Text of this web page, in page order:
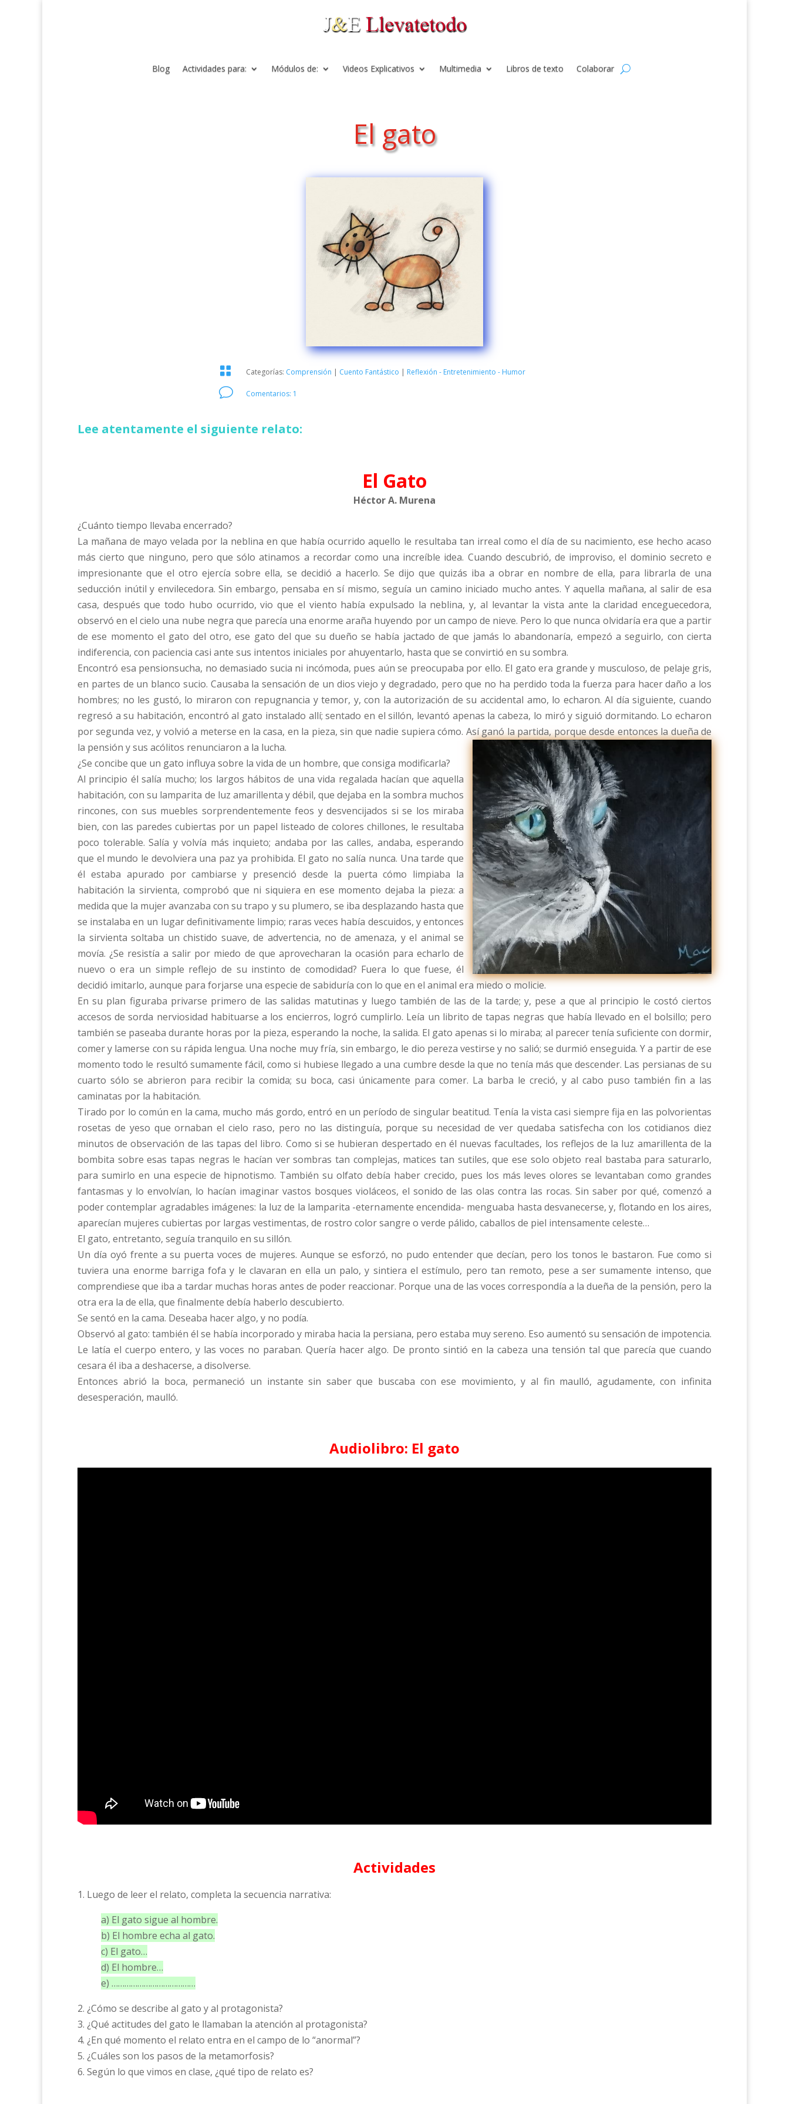
Blog Actividades para: Módulos de: Videos Explicativos Multimedia Libros de texto Colaborar
El gato
 Categorías: Comprensión | Cuento Fantástico | Reflexión - Entretenimiento - Humor
v Comentarios: 1
Lee atentamente el siguiente relato:
El Gato
Héctor A. Murena
¿Cuánto tiempo llevaba encerrado?
La mañana de mayo velada por la neblina en que había ocurrido aquello le resultaba tan irreal como el día de su nacimiento, ese hecho acaso
más cierto que ninguno, pero que sólo atinamos a recordar como una increíble idea. Cuando descubrió, de improviso, el dominio secreto e
impresionante que el otro ejercía sobre ella, se decidió a hacerlo. Se dijo que quizás iba a obrar en nombre de ella, para librarla de una
seducción inútil y envilecedora. Sin embargo, pensaba en sí mismo, seguía un camino iniciado mucho antes. Y aquella mañana, al salir de esa
casa, después que todo hubo ocurrido, vio que el viento había expulsado la neblina, y, al levantar la vista ante la claridad enceguecedora,
observó en el cielo una nube negra que parecía una enorme araña huyendo por un campo de nieve. Pero lo que nunca olvidaría era que a partir
de ese momento el gato del otro, ese gato del que su dueño se había jactado de que jamás lo abandonaría, empezó a seguirlo, con cierta
indiferencia, con paciencia casi ante sus intentos iniciales por ahuyentarlo, hasta que se convirtió en su sombra.
Encontró esa pensionsucha, no demasiado sucia ni incómoda, pues aún se preocupaba por ello. El gato era grande y musculoso, de pelaje gris,
en partes de un blanco sucio. Causaba la sensación de un dios viejo y degradado, pero que no ha perdido toda la fuerza para hacer daño a los
hombres; no les gustó, lo miraron con repugnancia y temor, y, con la autorización de su accidental amo, lo echaron. Al día siguiente, cuando
regresó a su habitación, encontró al gato instalado allí; sentado en el sillón, levantó apenas la cabeza, lo miró y siguió dormitando. Lo echaron
por segunda vez, y volvió a meterse en la casa, en la pieza, sin que nadie supiera cómo. Así ganó la partida, porque desde entonces la dueña de
la pensión y sus acólitos renunciaron a la lucha.
¿Se concibe que un gato influya sobre la vida de un hombre, que consiga modificarla?
Al principio él salía mucho; los largos hábitos de una vida regalada hacían que aquella
habitación, con su lamparita de luz amarillenta y débil, que dejaba en la sombra muchos
rincones, con sus muebles sorprendentemente feos y desvencijados si se los miraba
bien, con las paredes cubiertas por un papel listeado de colores chillones, le resultaba
poco tolerable. Salía y volvía más inquieto; andaba por las calles, andaba, esperando
que el mundo le devolviera una paz ya prohibida. El gato no salía nunca. Una tarde que
él estaba apurado por cambiarse y presenció desde la puerta cómo limpiaba la
habitación la sirvienta, comprobó que ni siquiera en ese momento dejaba la pieza: a
medida que la mujer avanzaba con su trapo y su plumero, se iba desplazando hasta que
se instalaba en un lugar definitivamente limpio; raras veces había descuidos, y entonces
la sirvienta soltaba un chistido suave, de advertencia, no de amenaza, y el animal se
movía. ¿Se resistía a salir por miedo de que aprovecharan la ocasión para echarlo de
nuevo o era un simple reflejo de su instinto de comodidad? Fuera lo que fuese, él
decidió imitarlo, aunque para forjarse una especie de sabiduría con lo que en el animal era miedo o molicie.
En su plan figuraba privarse primero de las salidas matutinas y luego también de las de la tarde; y, pese a que al principio le costó ciertos
accesos de sorda nerviosidad habituarse a los encierros, logró cumplirlo. Leía un librito de tapas negras que había llevado en el bolsillo; pero
también se paseaba durante horas por la pieza, esperando la noche, la salida. El gato apenas si lo miraba; al parecer tenía suficiente con dormir,
comer y lamerse con su rápida lengua. Una noche muy fría, sin embargo, le dio pereza vestirse y no salió; se durmió enseguida. Y a partir de ese
momento todo le resultó sumamente fácil, como si hubiese llegado a una cumbre desde la que no tenía más que descender. Las persianas de su
cuarto sólo se abrieron para recibir la comida; su boca, casi únicamente para comer. La barba le creció, y al cabo puso también fin a las
caminatas por la habitación.
Tirado por lo común en la cama, mucho más gordo, entró en un período de singular beatitud. Tenía la vista casi siempre fija en las polvorientas
rosetas de yeso que ornaban el cielo raso, pero no las distinguía, porque su necesidad de ver quedaba satisfecha con los cotidianos diez
minutos de observación de las tapas del libro. Como si se hubieran despertado en él nuevas facultades, los reflejos de la luz amarillenta de la
bombita sobre esas tapas negras le hacían ver sombras tan complejas, matices tan sutiles, que ese solo objeto real bastaba para saturarlo,
para sumirlo en una especie de hipnotismo. También su olfato debía haber crecido, pues los más leves olores se levantaban como grandes
fantasmas y lo envolvían, lo hacían imaginar vastos bosques violáceos, el sonido de las olas contra las rocas. Sin saber por qué, comenzó a
poder contemplar agradables imágenes: la luz de la lamparita -eternamente encendida- menguaba hasta desvanecerse, y, flotando en los aires,
aparecían mujeres cubiertas por largas vestimentas, de rostro color sangre o verde pálido, caballos de piel intensamente celeste…
El gato, entretanto, seguía tranquilo en su sillón.
Un día oyó frente a su puerta voces de mujeres. Aunque se esforzó, no pudo entender que decían, pero los tonos le bastaron. Fue como si
tuviera una enorme barriga fofa y le clavaran en ella un palo, y sintiera el estímulo, pero tan remoto, pese a ser sumamente intenso, que
comprendiese que iba a tardar muchas horas antes de poder reaccionar. Porque una de las voces correspondía a la dueña de la pensión, pero la
otra era la de ella, que finalmente debía haberlo descubierto.
Se sentó en la cama. Deseaba hacer algo, y no podía.
Observó al gato: también él se había incorporado y miraba hacia la persiana, pero estaba muy sereno. Eso aumentó su sensación de impotencia.
Le latía el cuerpo entero, y las voces no paraban. Quería hacer algo. De pronto sintió en la cabeza una tensión tal que parecía que cuando
cesara él iba a deshacerse, a disolverse.
Entonces abrió la boca, permaneció un instante sin saber que buscaba con ese movimiento, y al fin maulló, agudamente, con infinita
desesperación, maulló.
Audiolibro: El gato
Actividades
1. Luego de leer el relato, completa la secuencia narrativa:
a) El gato sigue al hombre.
b) El hombre echa al gato.
c) El gato…
d) El hombre…
e) …………………………………
2. ¿Cómo se describe al gato y al protagonista?
3. ¿Qué actitudes del gato le llamaban la atención al protagonista?
4. ¿En qué momento el relato entra en el campo de lo “anormal”?
5. ¿Cuáles son los pasos de la metamorfosis?
6. Según lo que vimos en clase, ¿qué tipo de relato es?